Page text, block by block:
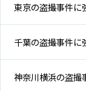
東京の盗撮事件に
千葉の盗撮事件に
神奈川横浜の盗撮